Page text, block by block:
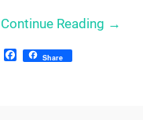
Continue Reading →
Facebook
Share